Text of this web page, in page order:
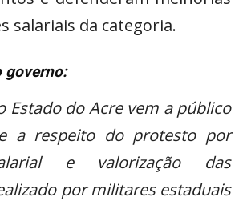
salariais da categoria.
governo:
Estado do Acre vem a público
a respeito do protesto por
e valorização das
por militares estaduais